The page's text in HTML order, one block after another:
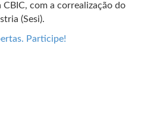
CBIC, com a correalização do
(Sesi).
Participe!